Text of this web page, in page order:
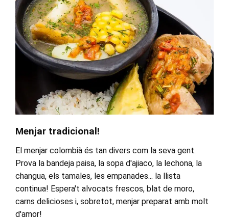
Menjar tradicional!
El menjar colombià és tan divers com la seva gent.
Prova la bandeja paisa, la sopa d'ajiaco, la lechona, la
changua, els tamales, les empanades... la llista
continua! Espera't alvocats frescos, blat de moro,
carns delicioses i, sobretot, menjar preparat amb molt
d'amor!